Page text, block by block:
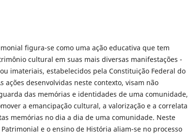
figura-se como uma ação educativa que tem
cultural em suas mais diversas manifestações -
imateriais, estabelecidos pela Constituição Federal do
ações desenvolvidas neste contexto, visam não
das memórias e identidades de uma comunidade,
a emancipação cultural, a valorização e a correlata
memórias no dia a dia de uma comunidade. Neste
Patrimonial e o ensino de História aliam-se no processo